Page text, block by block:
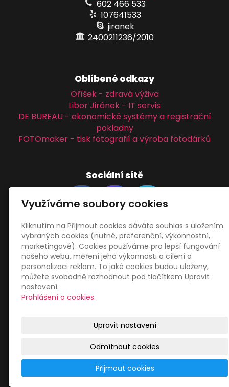
602 466 533
107641533
jiranek
2400211236/2010
Oblíbené odkazy
Oříšek - zdravá výživa
Libor Jiránek - IT servis
DE BUREAU - ekonomické systémy a registrační
pokladny
FOTOmaker - tisk fotografií a výroba fotodárků
Sociální sítě
Zákaznický servis
Obchodní podmínky
Zásady zpracování osobních údajů
Mapa webu
Využíváme soubory cookies
Kliknutím na Přijmout cookies dáváte souhlas s uložením
vybraných cookies (nutné, preferenční, výkonnostní,
marketingové). Cookies používáme pro lepší fungování
našeho webu, měření jeho výkonnosti a cílení a
personalizaci reklam. To jaké cookies budou uloženy,
můžete svobodně rozhodnout pod tlačítkem Upravit
nastavení.
Prohlášení o cookies.
Upravit nastavení
Odmítnout cookies
Přijmout cookies